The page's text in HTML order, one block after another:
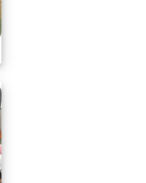
113.1.17中年級營養教育(